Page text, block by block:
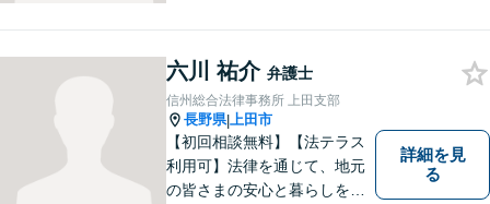
勢に合わせ、日々知見をアッ
プデートしながら事件に取り
組みます！【駐車場有】
六川 祐介 弁護士
信州総合法律事務所 上田支部
長野県|上田市
【初回相談無料】【法テラス
利用可】法律を通じて、地元
の皆さまの安心と暮らしを全
詳細を見
る